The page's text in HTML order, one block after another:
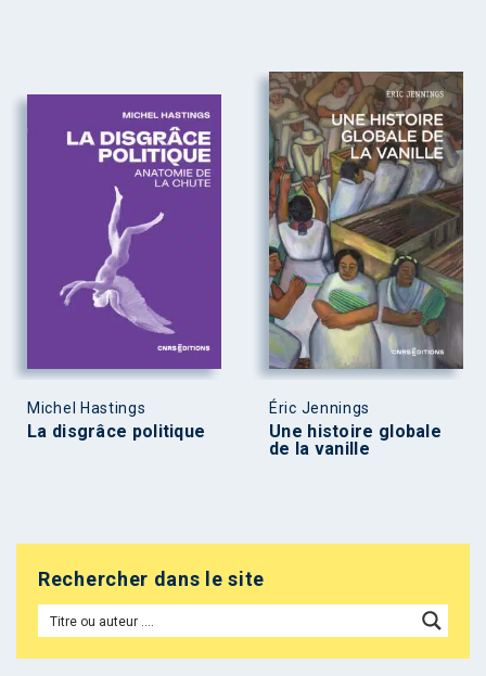
Michel Hastings
La disgrâce politique
Éric Jennings
Une histoire globale
de la vanille
Rechercher dans le site